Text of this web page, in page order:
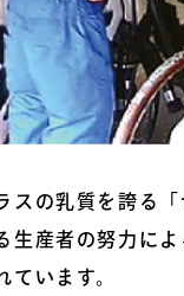
スの乳質を誇る
生産者の努力に
ています。